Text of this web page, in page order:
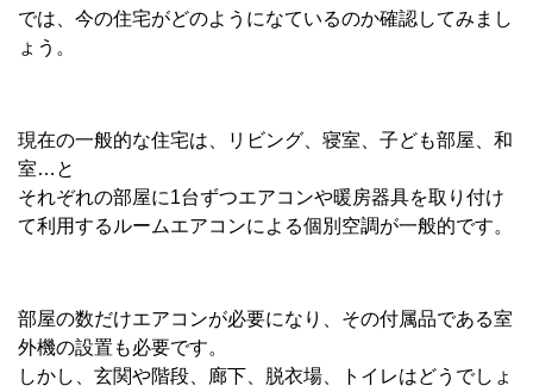
では、今の住宅がどのようになているのか確認してみまし
ょう。
現在の一般的な住宅は、リビング、寝室、子ども部屋、和
室…と
それぞれの部屋に1台ずつエアコンや暖房器具を取り付け
て利用するルームエアコンによる個別空調が一般的です。
部屋の数だけエアコンが必要になり、その付属品である室
外機の設置も必要です。
しかし、玄関や階段、廊下、脱衣場、トイレはどうでしょ